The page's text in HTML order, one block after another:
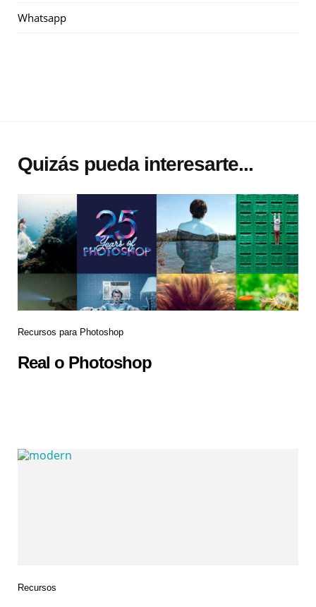
Whatsapp
Quizás pueda interesarte...
Recursos para Photoshop
Real o Photoshop
Recursos